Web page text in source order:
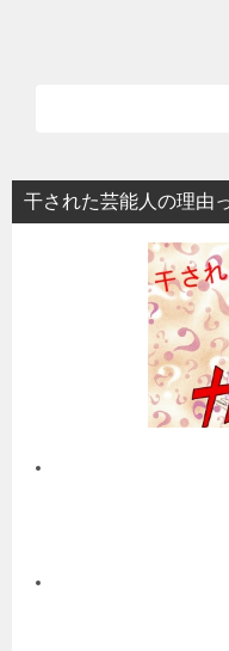
干された芸能人の理由